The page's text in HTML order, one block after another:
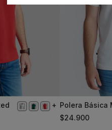
S
Polera Básica
White
$24.900